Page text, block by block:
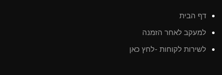
דף הבית
למעקב לאחר הזמנה
לשירות לקוחות -לחץ כאן